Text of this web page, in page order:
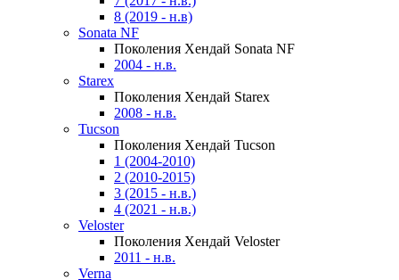
8 (2019 - н.в)
Sonata NF
Поколения Хендай Sonata NF
2004 - н.в.
Starex
Поколения Хендай Starex
2008 - н.в.
Tucson
Поколения Хендай Tucson
1 (2004-2010)
2 (2010-2015)
3 (2015 - н.в.)
4 (2021 - н.в.)
Veloster
Поколения Хендай Veloster
2011 - н.в.
Verna